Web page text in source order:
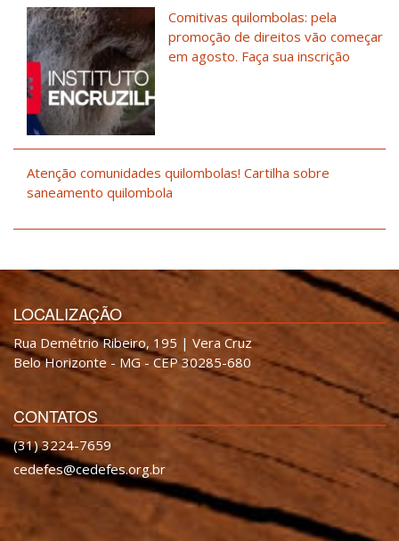
Comitivas quilombolas: pela
promoção de direitos vão começar
em agosto. Faça sua inscrição
Atenção comunidades quilombolas! Cartilha sobre
saneamento quilombola
LOCALIZAÇÃO
Rua Demétrio Ribeiro, 195 | Vera Cruz
Belo Horizonte - MG - CEP 30285-680
CONTATOS
(31) 3224-7659
cedefes@cedefes.org.br